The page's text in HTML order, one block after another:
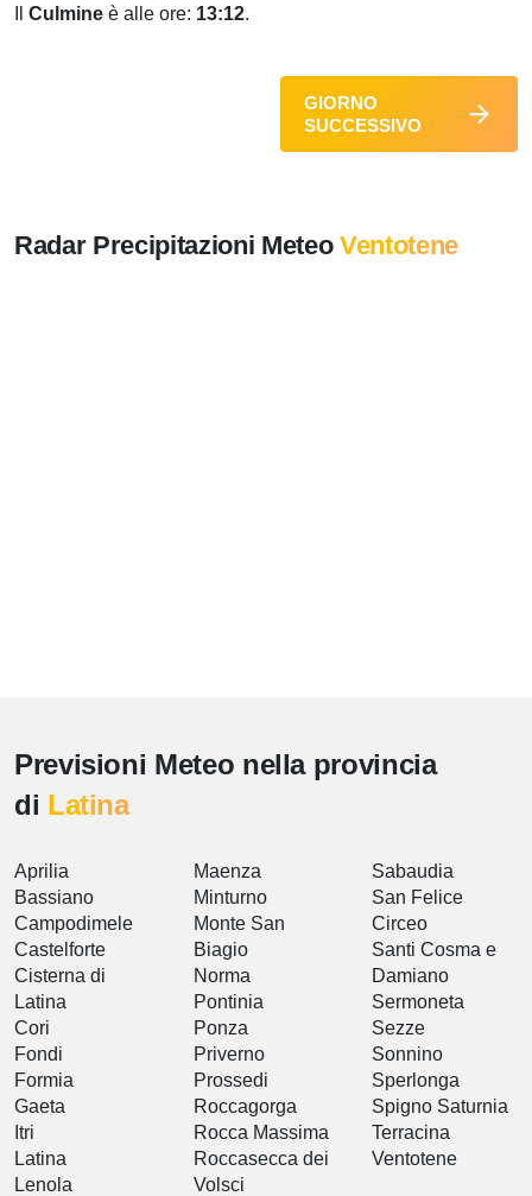
Culmine è alle ore: 13:12.
GIORNO
SUCCESSIVO
Radar Precipitazioni MeteoVentotene
Previsioni Meteo nella provincia
di Latina
Aprilia
Bassiano
Campodimele
Castelforte
Cisterna di
Latina
Cori
Fondi
Formia
Gaeta
Itri
Latina
Lenola
Maenza
Minturno
Monte San
Biagio
Norma
Pontinia
Ponza
Priverno
Prossedi
Roccagorga
Rocca Massima
Roccasecca dei
Volsci
Sabaudia
San Felice
Circeo
Santi Cosma e
Damiano
Sermoneta
Sezze
Sonnino
Sperlonga
Spigno Saturnia
Terracina
Ventotene